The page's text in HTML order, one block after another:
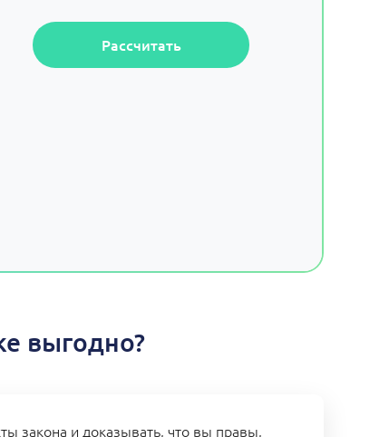
Рассчитать
выгодно?
закона и доказывать, что вы правы,